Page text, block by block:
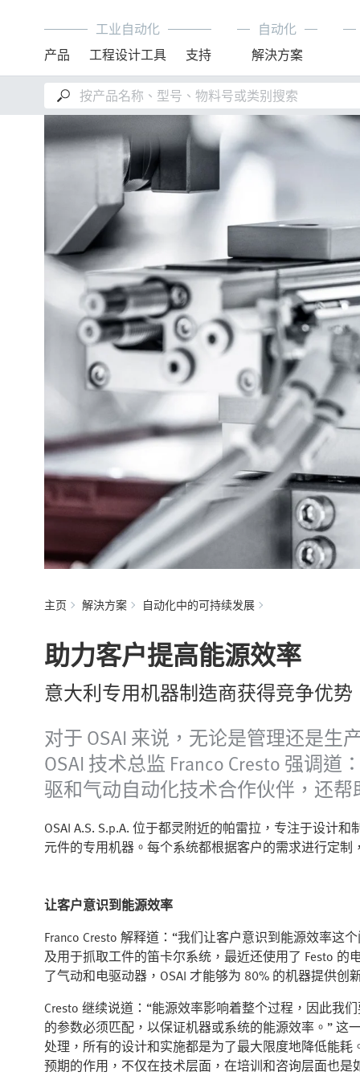
工业自动化
产品
工程设计工具 支持
自动化
解決方案
主页 解決方案 自动化中的可持续发展
助力客户提高能源效率
意大利专用机器制造商获得竞争优势
对于 OSAI 来说，无论是管理还是
OSAI 技术总监 Franco Cresto 强调
驱和气动自动化技术合作伙伴，还
OSAI A.S. S.p.A. 位于都灵附近的帕雷拉，专注于设计
元件的专用机器。每个系统都根据客户的需求进行定制
让客户意识到能源效率
Franco Cresto 解释道：“我们让客户意识到能源效率这
及用于抓取工件的笛卡尔系统，最近还使用了 Festo
了气动和电驱动器，OSAI 才能够为 80% 的机器提供创
Cresto 继续说道：“能源效率影响着整个过程，因此我
的参数必须匹配，以保证机器或系统的能源效率。”
处理，所有的设计和实施都是为了最大限度地降低能
预期的作用，不仅在技术层面，在培训和咨询层面也是